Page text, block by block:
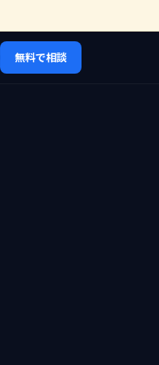
無料で相談